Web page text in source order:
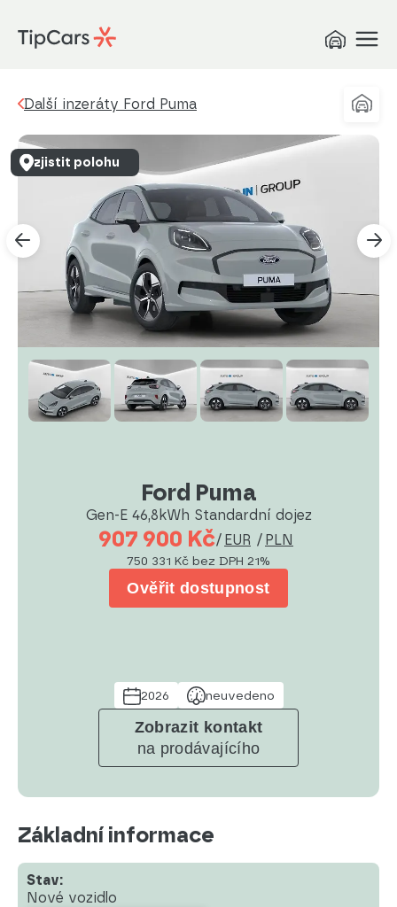
Další inzeráty Ford Puma
Ford Puma
Gen-E 46,8kWh Standardní dojez
907 900 Kč/ EUR / PLN
750 331 Kč bez DPH 21%
Ověřit dostupnost
2026 neuvedeno
Zobrazit kontakt
na prodávajícího
zjistit polohu
Základní informace
Stav:
Nové vozidlo